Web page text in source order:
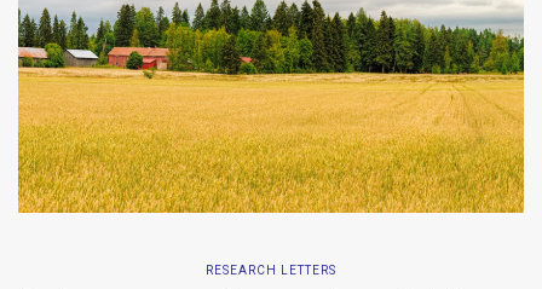
RESEARCH LETTERS